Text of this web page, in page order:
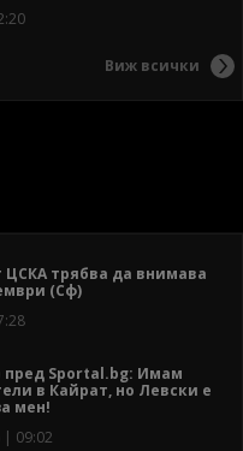
Виж всички
трябва да внимава
(Сф)
пред Sportal.bg: Имам
в Кайрат, но Левски е
мен!
| 09:02